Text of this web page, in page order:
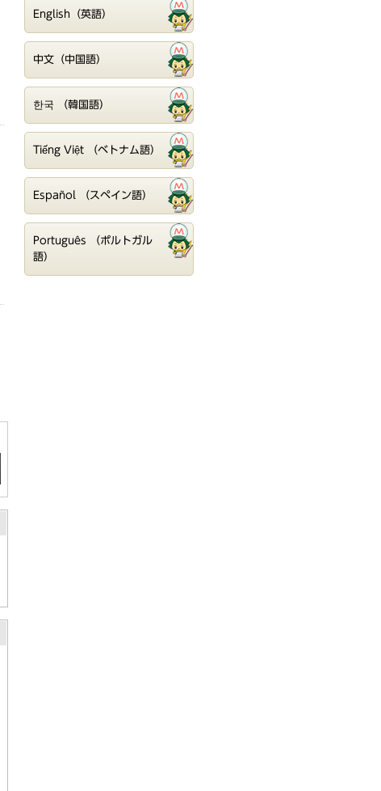
English（英語）
中文（中国語）
한국 （韓国語）
Tiếng Việt （ベトナム語）
Español （スペイン語）
Português （ポルトガル
語）